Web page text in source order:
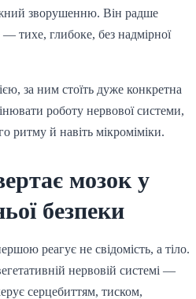
зворушенню. Він радше
тихе, глибоке, без надмірної
за ним стоїть дуже конкретна
роботу нервової системи,
ритму й навіть мікроміміки.
мозок у
безпеки
реагує не свідомість, а тіло.
нервовій системі —
серцебиттям, тиском,